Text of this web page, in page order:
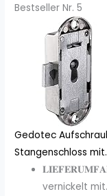
Bestseller Nr. 5
Gedotec
Stangenschloss
vernickelt